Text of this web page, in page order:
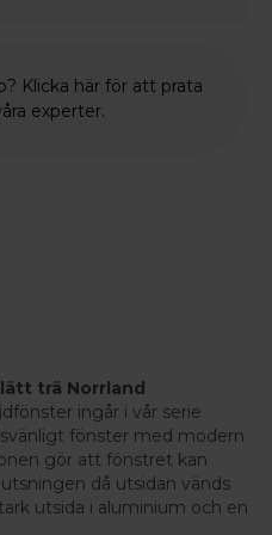
Klicka här för att prata
experter.
trä Norrland
ingår i vår serie
fönster med modern
gör att fönstret kan
då utsidan vänds
utsida i aluminium och en